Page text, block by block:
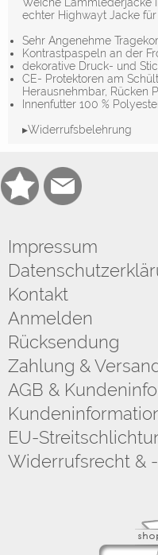
Weiche Lammlederjacke
echter Highwayt Jacke
Sehr Angenehme
Kontrastpaspeln an der
dekorative Druck- und
CE- Protektoren am
Herausnehmbar, Rücken
Innenfutter 100 %
▸Widerrufsbelehrung
Impressum
Kontakt
Anmelden
Rücksendung
Zahlung &
AGB & Kundeninfo
EU-
Widerrufsrecht &